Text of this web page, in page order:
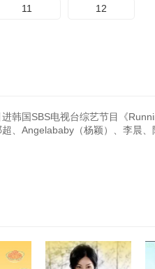
11 12
进韩国SBS电视台综艺节目《
、Angelababy（杨颖）、李晨